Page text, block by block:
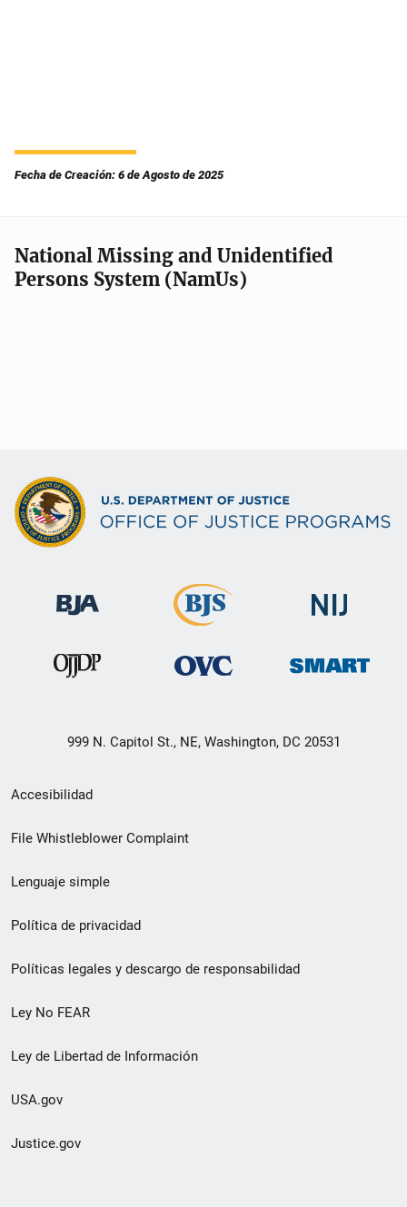
Fecha de Creación: 6 de Agosto de 2025
National Missing and Unidentified
Persons System (NamUs)
999 N. Capitol St., NE, Washington, DC 20531
Menú
de
de
pie
de
página
Accesibilidad
File Whistleblower Complaint
Lenguaje simple
Política de privacidad
Políticas legales y descargo de responsabilidad
Ley No FEAR
Ley de Libertad de Información
USA.gov
Justice.gov